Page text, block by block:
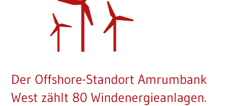
Der Offshore-Standort Amrumbank
West zählt 80 Windenergieanlagen.